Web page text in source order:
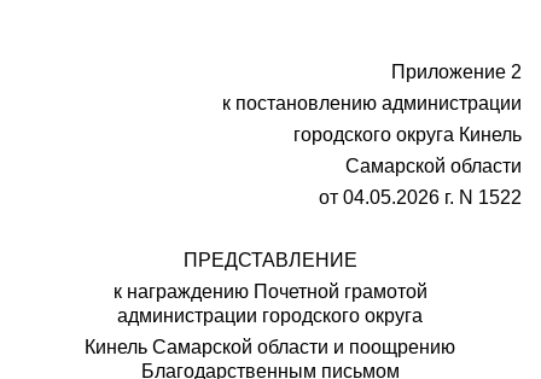
Приложение 2
к постановлению администрации
городского округа Кинель
Самарской области
от 04.05.2026 г. N 1522
ПРЕДСТАВЛЕНИЕ
к награждению Почетной грамотой
администрации городского округа
Кинель Самарской области и поощрению
Благодарственным письмом